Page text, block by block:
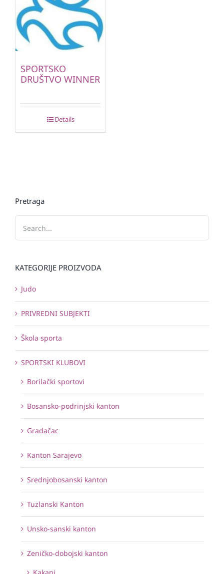
SPORTSKO
DRUŠTVO WINNER
Details
Pretraga
KATEGORIJE PROIZVODA
Judo
PRIVREDNI SUBJEKTI
Škola sporta
SPORTSKI KLUBOVI
Borilački sportovi
Bosansko-podrinjski kanton
Gradačac
Kanton Sarajevo
Srednjobosanski kanton
Tuzlanski Kanton
Unsko-sanski kanton
Zeničko-dobojski kanton